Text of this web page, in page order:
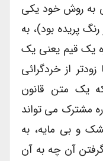
به روش خود یکی
پریده بود)، به
یک قیم یعنی یک
از خردگرائی
یک متن قانون
مشترک می تواند
و بی مایه، به
آن چه به آن